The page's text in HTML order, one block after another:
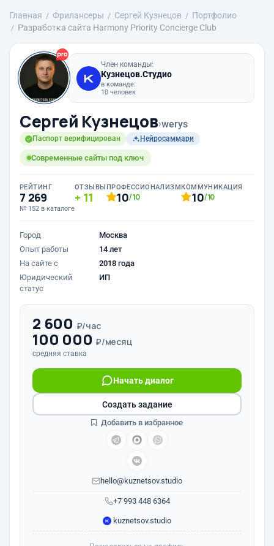
Главная Фрилансеры Сергей Кузнецов
Портфолио
Разработка сайта Harmony Priority Concierge Club
Член команды:
Кузнецов.Студио
в команде:
10 человек
Сергей Кузнецов›werys
Паспорт верифицирован Нейросаммари
Современные сайты под ключ
РЕЙТИНГ
7 269
№ 152 в каталоге
ОТЗЫВЫ
11
ПРОФЕССИОНАЛИЗМ
10/10
КОММУНИКАЦИЯ
10/10
Город
Москва
Опыт работы
14 лет
На сайте с
2018 года
Юридический
статус
ИП
2 600 ₽/час
100 000 ₽/месяц
средняя ставка
+7 993 448 6364
Начать диалог
hello@kuznetsov.studio
kuznetsov.studio
Создать задание
Добавить в избранное